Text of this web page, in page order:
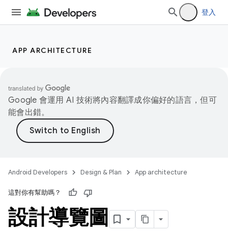
登入
APP ARCHITECTURE
Google 會運用 AI 技術將內容翻譯成你偏好的語言，但可
能會出錯。
Android Developers Design & Plan App architecture
這對你有幫助嗎？
設計導覽圖